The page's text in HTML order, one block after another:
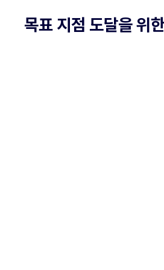
목표 지점 도달을 위